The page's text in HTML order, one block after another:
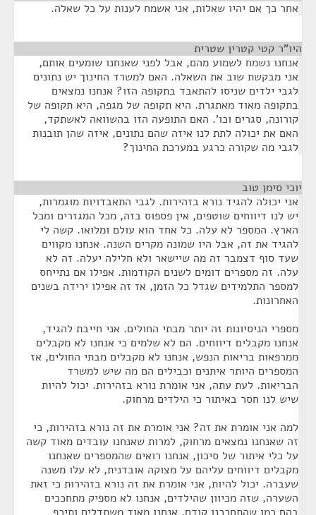
אחר כך אם יהיו שאלות, אני אשמח לענות על כל שאלה.
היו"ר קטי קטרין שטרית
אנחנו נשמח לשמוע מהם, אבל לפני שאנחנו שומעים אותם,
אני מבקשת שוב את השאלה. האם למשרד החינוך יש נתונים
לגבי ילדים שניסו להתאבד בתקופה הזו? אנחנו נמצאים
בתקופה מאוד מאתגרת. היא תקופה של מגפה, היא תקופה של
קורונה, סגרים וכו'. האם התופעה הזו בהשוואה לאשתקד,
האם את יכולה לתת לנו איזה שהם נתונים, איזה שהן תובנות
לגבי מה שקורה כרגע במערכת החינוך?
יוכי סימן טוב
אני יכולה להגיד נורא בזהירות. לגבי התאבדויות מוגמרות,
יש לנו דיווחים שוטפים, אין פספוס בזה, מכל המגזרים ומכל
הארץ. המספר לא עלה. כל אחד הוא עולם ומלואו. קשה לי
להגיד את זה, אבל היו שמונה מקרים השנה. אנחנו מקווים
שעד סוף דצמבר זה מה שיישאר ולא חלילה יעלה. זה לא
עלה. זה מספרים דומים לשנים הקודמות. אפילו אם נתייחס
למספר התלמידים שגדל כל הזמן, אז זה אפילו ירידה בשנים
האחרונות.
מספרי הניסיונות זה יותר מבתי החולים. אני חייבת להגיד,
אנחנו מקבלים דיווחים. הם לא שלמים כי אנחנו לא מקבלים
ממרפאות בריאות הנפש, אנחנו לא מקבלים מבתי החולים, אז
המספרים היותר איתנים וכבילים הם מה שיש למשרד
הבריאות. לעת עתה, אני אומרת נורא בזהירות. יכול להיות
שיש לנו חסר באיתור כי הילדים מרחוק.
למה אני אומרת את זה? אני אומרת את זה נורא בזהירות, כי
זה שאנחנו נמצאים מרחוק, למרות שאנחנו עובדים מאוד קשה
על כלי איתור של סיכון, אנחנו רואים שהמספרים שאנחנו
מקבלים דיווחים עליהם על מצוקה אובדנית, לא עלו משנה
שעברה. יכול להיות, אני אומרת את זה נורא בזהירות כי זאת
השערה, שזה מכיוון שהילדים, אנחנו לא מספיק מתחככים